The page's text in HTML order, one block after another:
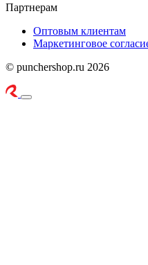
Партнерам
Оптовым клиентам
Маркетинговое
© punchershop.ru 2026